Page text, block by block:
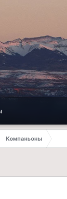
Компаньоны